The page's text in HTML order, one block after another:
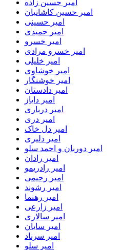
امیر حسین زاده
امیر حسین کاشانیان
امیر حسینی
امیر حمیدی
امیر خسرو
امیر خسرو مرادی
امیر خلیلی
امیر خوشاوی
امیر خوشنگار
امیر دادستان
امیر دایاز
امیر درباری
امیر دری
امیر دل خاک
امیر دلیری
امیر دوربان و احمد سلو
امیر رادان
امیر رادریمو
امیر رحیمی
امیر رشوند
امیر رهنما
امیر زارعی
امیر سالاری
امیر سایان
امیر سرناد
امیر سلو